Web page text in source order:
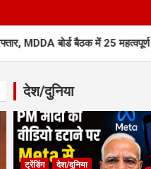
बैठक में 25 महत्वपूर्ण प्रस्तावों को मंजूरी
देश/दुनिया
ट्रेंडिंग देश/दुनिया